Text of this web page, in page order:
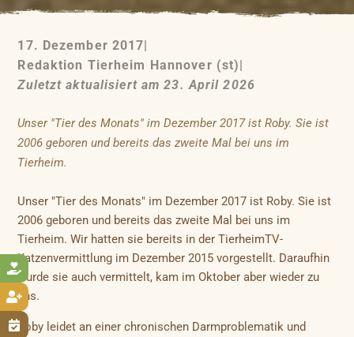



17. Dezember 2017|
Redaktion Tierheim Hannover (st)|
Zuletzt aktualisiert am 23. April 2026
Unser "Tier des Monats" im Dezember 2017 ist Roby. Sie ist
2006 geboren und bereits das zweite Mal bei uns im
Tierheim.
Unser "Tier des Monats" im Dezember 2017 ist Roby. Sie ist
2006 geboren und bereits das zweite Mal bei uns im
Tierheim. Wir hatten sie bereits in der TierheimTV-
Katzenvermittlung im Dezember 2015 vorgestellt. Daraufhin
wurde sie auch vermittelt, kam im Oktober aber wieder zu
uns.
Roby leidet an einer chronischen Darmproblematik und